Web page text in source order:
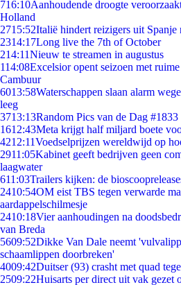
716:10Aanhoudende droogte
Holland
2715:52Italië hindert reizigers uit Spanje
2314:17Long live the 7th of October
214:11Nieuw te streamen in augustus
114:08Excelsior opent seizoen met
Cambuur
6013:58Waterschappen slaan alarm
leeg
3713:13Random Pics van de Dag #1833
1612:43Meta krijgt half miljard boete
4212:11Voedselprijzen wereldwijd op
2911:05Kabinet geeft bedrijven geen
laagwater
611:03Trailers kijken: de
2410:54OM eist TBS tegen verwarde
aardappelschilmesje
2410:18Vier aanhoudingen na
van Breda
5609:52Dikke Van Dale neemt
schaamlippen doorbreken'
4009:42Duitser (93) crasht met quad
2509:22Huisarts per direct uit vak gezet